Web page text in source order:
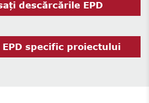
descărcările EPD
specific proiectului